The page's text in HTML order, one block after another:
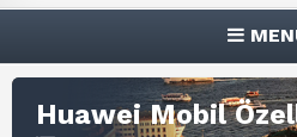
Huawei Mobil